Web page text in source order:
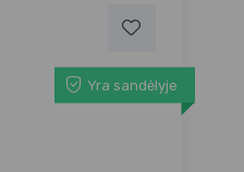
Yra sandėlyje